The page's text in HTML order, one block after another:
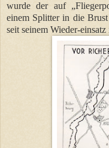
wurde der auf
einem Splitter in die
seit seinem Wieder-